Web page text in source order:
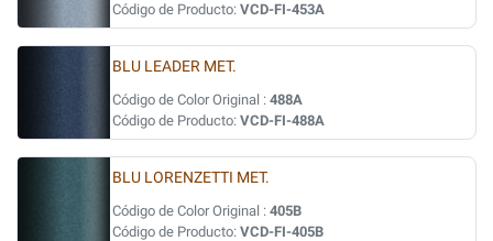
Código de Producto: VCD-FI-453A
BLU LEADER MET.
Código de Color Original : 488A
Código de Producto: VCD-FI-488A
BLU LORENZETTI MET.
Código de Color Original : 405B
Código de Producto: VCD-FI-405B